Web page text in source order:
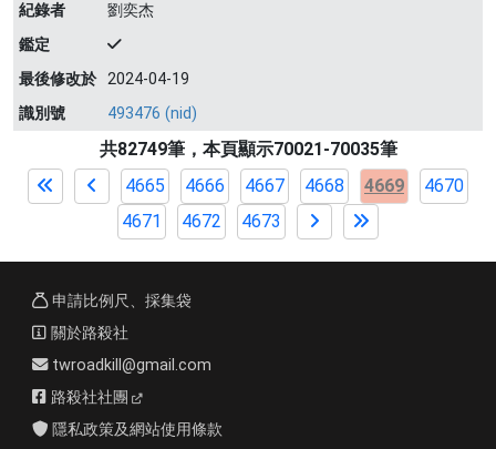
紀錄者
劉奕杰
鑑定
最後修改於 2024-04-19
識別號
493476 (nid)
共82749筆，本頁顯示70021-70035筆
4665
4666 4667 4668 4669
4670
4671
4672 4673
申請比例尺、採集袋
關於路殺社
twroadkill@gmail.com
路殺社社團
隱私政策及網站使用條款